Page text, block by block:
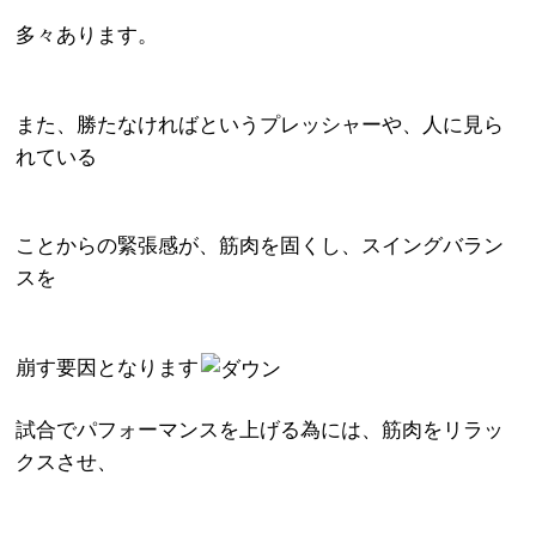
多々あります。
また、勝たなければというプレッシャーや、人に見ら
れている
ことからの緊張感が、筋肉を固くし、スイングバラン
スを
崩す要因となります
試合でパフォーマンスを上げる為には、筋肉をリラッ
クスさせ、